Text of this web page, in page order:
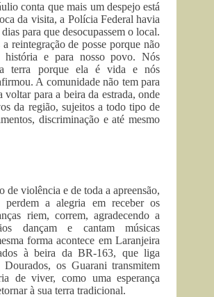
conta que mais um despejo está
da visita, a Polícia Federal havia
para que desocupassem o local.
reintegração de posse porque não
história e para nosso povo. Nós
terra porque ela é vida e nós
A comunidade não tem para
voltar para a beira da estrada, onde
da região, sujeitos a todo tipo de
discriminação e até mesmo
de violência e de toda a apreensão,
perdem a alegria em receber os
riem, correm, agradecendo a
dançam e cantam músicas
forma acontece em Laranjeira
à beira da BR-163, que liga
os Guarani transmitem
de viver, como uma esperança
à sua terra tradicional.